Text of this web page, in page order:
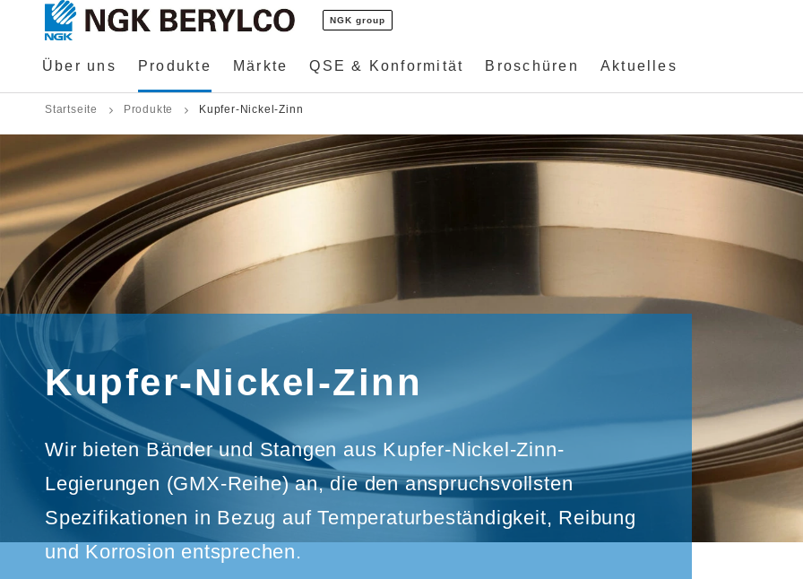
NGK group
Über uns Produkte Märkte QSE & Konformität Broschüren Aktuelles
Startseite Produkte Kupfer-Nickel-Zinn
Kupfer-Nickel-Zinn
Wir bieten Bänder und Stangen aus Kupfer-Nickel-Zinn-
Legierungen (GMX-Reihe) an, die den anspruchsvollsten
Spezifikationen in Bezug auf Temperaturbeständigkeit, Reibung
und Korrosion entsprechen.